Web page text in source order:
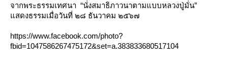
จากพระธรรมเทศนา “นั่งสมาธิภาวนาตามแบบหลวงปู่มั่น”
สดงธรรมเมื่อวันที่ ๒๘ ธันวาคม ๒๕๖๗
https://www.facebook.com/photo?
fbid=1047586267475172&set=a.383833680517104